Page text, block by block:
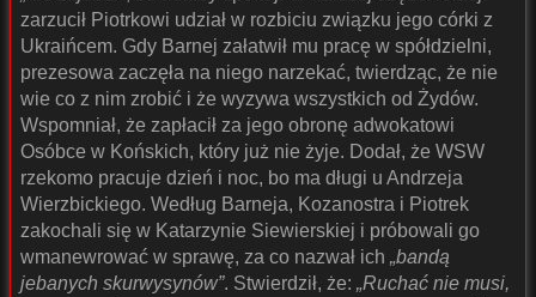
zarzucił Piotrkowi udział w rozbiciu związku jego córki z
Ukraińcem. Gdy Barnej załatwił mu pracę w spółdzielni,
prezesowa zaczęła na niego narzekać, twierdząc, że nie
wie co z nim zrobić i że wyzywa wszystkich od Żydów.
Wspomniał, że zapłacił za jego obronę adwokatowi
Osóbce w Końskich, który już nie żyje. Dodał, że WSW
rzekomo pracuje dzień i noc, bo ma długi u Andrzeja
Wierzbickiego. Według Barneja, Kozanostra i Piotrek
zakochali się w Katarzynie Siewierskiej i próbowali go
wmanewrować w sprawę, za co nazwał ich „bandą
jebanych skurwysynów”. Stwierdził, że: „Ruchać nie musi,